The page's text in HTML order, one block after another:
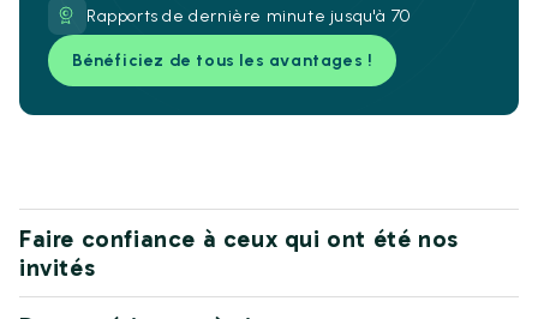
Rapports de dernière minute jusqu'à 70
Bénéficiez de tous les avantages !
Faire confiance à ceux qui ont été nos
invités